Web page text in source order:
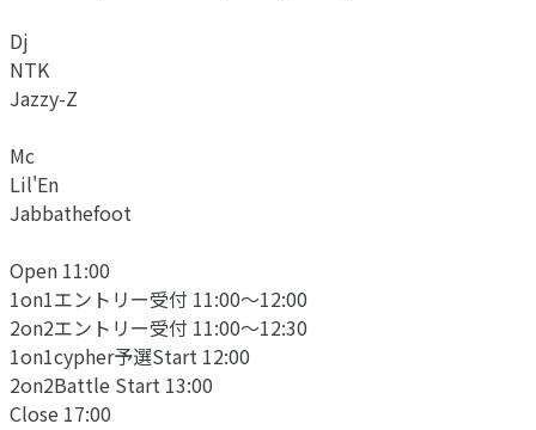
Dj
NTK
Jazzy-Z
Mc
Lil'En
Jabbathefoot
Open 11:00
1on1エントリー受付 11:00〜12:00
2on2エントリー受付 11:00〜12:30
1on1cypher予選Start 12:00
2on2Battle Start 13:00
Close 17:00